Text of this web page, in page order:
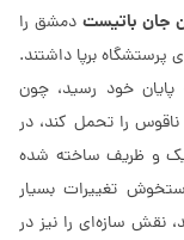
جان باتیستدمشق را
پرستشگاه برپا داشتند.
خود رسید، چون
را تحمل کند، در
و ظریف ساخته شده
تغییرات بسیار
نقش سازه‌ای را نیز در